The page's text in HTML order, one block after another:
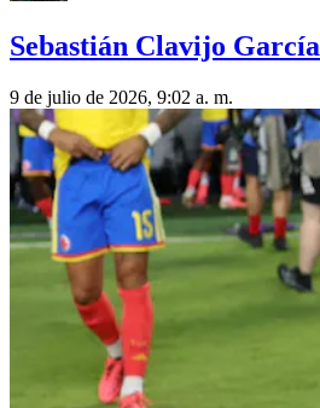
Sebastián Clavijo García
9 de julio de 2026, 9:02 a. m.